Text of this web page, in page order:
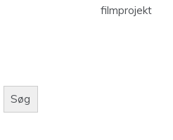
filmprojekt
Søg